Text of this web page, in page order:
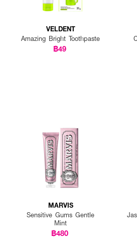
VELDENT
Amazing Bright Toothpaste
฿49
MARVIS
Sensitive Gums Gentle
Mint
฿480